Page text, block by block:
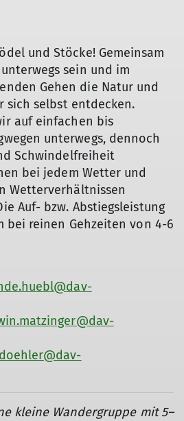
und Stöcke! Gemeinsam
sein und im
Gehen die Natur und
sich selbst entdecken.
auf einfachen bis
unterwegs, dennoch
Schwindelfreiheit
bei jedem Wetter und
Wetterverhältnissen
Auf- bzw. Abstiegsleistung
bei reinen Gehzeiten von 4-6
kleine Wandergruppe mit 5–